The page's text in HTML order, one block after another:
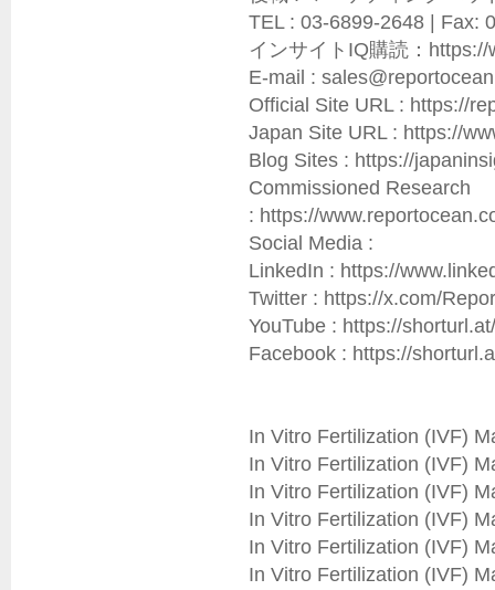
TEL : 03-6899-2648 | Fax:
インサイトIQ購読：
E-mail :
Official Site URL : https://
Japan Site URL : https://
Blog Sites : https://
Commissioned Research
: https://
Social Media :
LinkedIn : https://
Twitter : https://x.com/
YouTube : https://
Facebook : https://
In Vitro Fertilization (IVF)
In Vitro Fertilization (IVF)
In Vitro Fertilization (IVF)
In Vitro Fertilization (IVF)
In Vitro Fertilization (IVF)
In Vitro Fertilization (IVF)